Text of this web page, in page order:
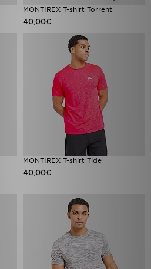
MONTIREX T-shirt Torrent
40,00€
MONTIREX T-shirt Tide
40,00€